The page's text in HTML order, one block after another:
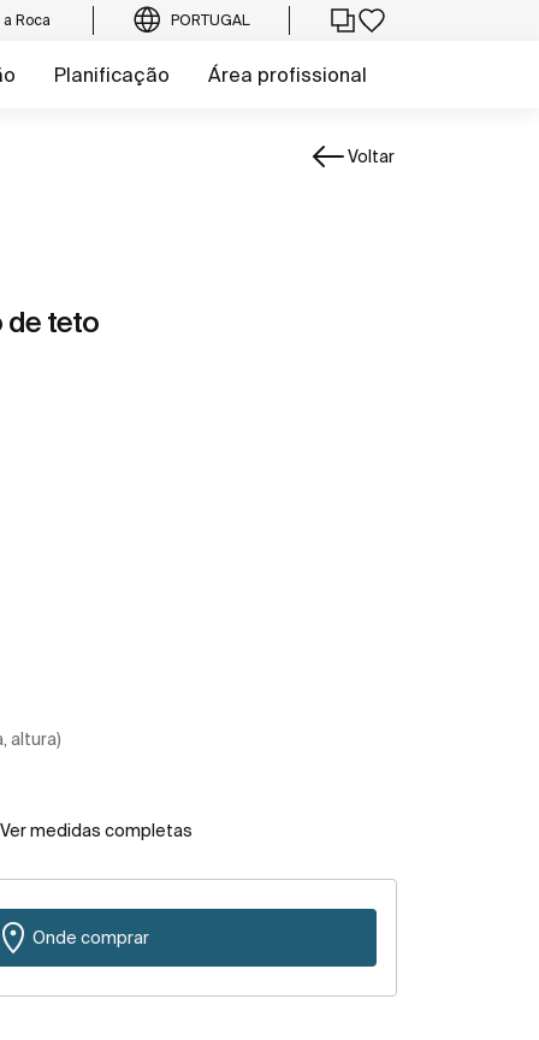
a Roca PORTUGAL
Planificação Área profissional
Voltar
de teto
altura)
Ver medidas completas
Onde comprar